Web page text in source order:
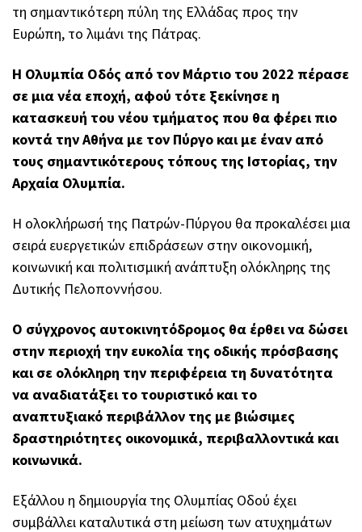
τη σημαντικότερη πύλη της Ελλάδας προς την
Ευρώπη, το λιμάνι της Πάτρας.
Η Ολυμπία Οδός από τον Μάρτιο του 2022 πέρασε
σε μια νέα εποχή, αφού τότε ξεκίνησε η
κατασκευή του νέου τμήματος που θα φέρει πιο
κοντά την Αθήνα με τον Πύργο και με έναν από
τους σημαντικότερους τόπους της Ιστορίας, την
Αρχαία Ολυμπία.
Η ολοκλήρωσή της Πατρών-Πύργου θα προκαλέσει μια
σειρά ευεργετικών επιδράσεων στην οικονομική,
κοινωνική και πολιτισμική ανάπτυξη ολόκληρης της
Δυτικής Πελοποννήσου.
Ο σύγχρονος αυτοκινητόδρομος θα έρθει να δώσει
στην περιοχή την ευκολία της οδικής πρόσβασης
και σε ολόκληρη την περιφέρεια τη δυνατότητα
να αναδιατάξει το τουριστικό και το
αναπτυξιακό περιβάλλον της με βιώσιμες
δραστηριότητες οικονομικά, περιβαλλοντικά και
κοινωνικά.
Εξάλλου η δημιουργία της Ολυμπίας Οδού έχει
συμβάλλει καταλυτικά στη μείωση των ατυχημάτων